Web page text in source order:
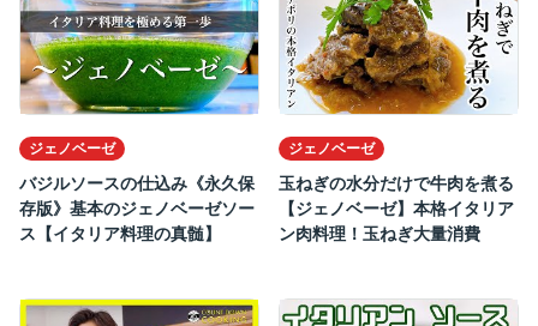
ジェノベーゼ
バジルソースの仕込み《永久保
存版》基本のジェノベーゼソー
ス【イタリア料理の真髄】
ジェノベーゼ
玉ねぎの水分だけで牛肉を煮る
【ジェノベーゼ】本格イタリア
ン肉料理！玉ねぎ大量消費